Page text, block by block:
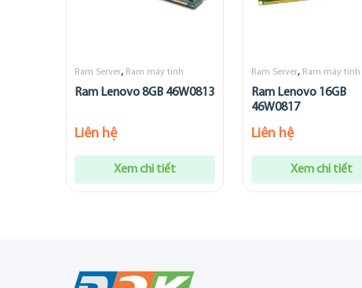
Ram Server, Ram máy tính
Ram Lenovo 8GB 46W0813
Liên hệ
Xem chi tiết
Ram Server, Ram máy tính
Ram Lenovo 16GB
46W0817
Liên hệ
Xem chi tiết